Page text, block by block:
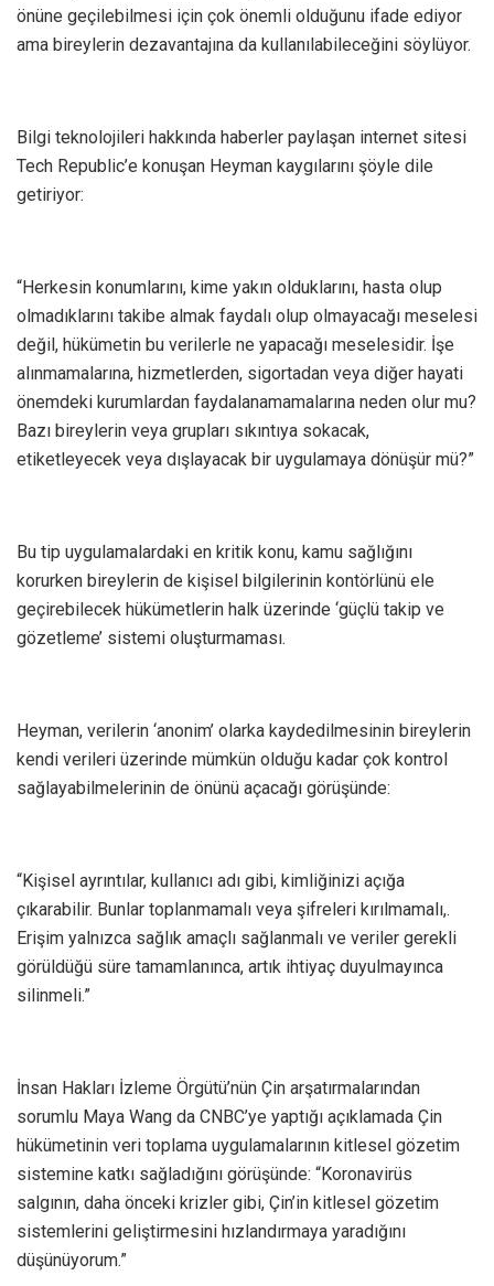
önüne geçilebilmesi için çok önemli olduğunu ifade ediyor
ama bireylerin dezavantajına da kullanılabileceğini söylüyor.
Bilgi teknolojileri hakkında haberler paylaşan internet sitesi
Tech Republic’e konuşan Heyman kaygılarını şöyle dile
getiriyor:
“Herkesin konumlarını, kime yakın olduklarını, hasta olup
olmadıklarını takibe almak faydalı olup olmayacağı meselesi
değil, hükümetin bu verilerle ne yapacağı meselesidir. İşe
alınmamalarına, hizmetlerden, sigortadan veya diğer hayati
önemdeki kurumlardan faydalanamamalarına neden olur mu?
Bazı bireylerin veya grupları sıkıntıya sokacak,
etiketleyecek veya dışlayacak bir uygulamaya dönüşür mü?”
Bu tip uygulamalardaki en kritik konu, kamu sağlığını
korurken bireylerin de kişisel bilgilerinin kontörlünü ele
geçirebilecek hükümetlerin halk üzerinde ‘güçlü takip ve
gözetleme’ sistemi oluşturmaması.
Heyman, verilerin ‘anonim’ olarka kaydedilmesinin bireylerin
kendi verileri üzerinde mümkün olduğu kadar çok kontrol
sağlayabilmelerinin de önünü açacağı görüşünde:
“Kişisel ayrıntılar, kullanıcı adı gibi, kimliğinizi açığa
çıkarabilir. Bunlar toplanmamalı veya şifreleri kırılmamalı,.
Erişim yalnızca sağlık amaçlı sağlanmalı ve veriler gerekli
görüldüğü süre tamamlanınca, artık ihtiyaç duyulmayınca
silinmeli.”
İnsan Hakları İzleme Örgütü’nün Çin arşatırmalarından
sorumlu Maya Wang da CNBC’ye yaptığı açıklamada Çin
hükümetinin veri toplama uygulamalarının kitlesel gözetim
sistemine katkı sağladığını görüşünde: “Koronavirüs
salgının, daha önceki krizler gibi, Çin’in kitlesel gözetim
sistemlerini geliştirmesini hızlandırmaya yaradığını
düşünüyorum.”